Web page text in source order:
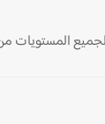
المستويات من